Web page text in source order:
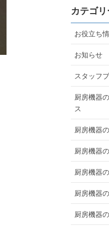
カテゴリ
お役立ち
お知らせ
スタッフ
厨房機器
ス
厨房機器
厨房機器
厨房機器
厨房機器
厨房機器